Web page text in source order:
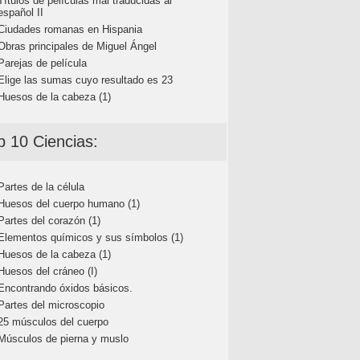
II
romanas en Hispania
principales de Miguel Ángel
de película
las sumas cuyo resultado es 23
de la cabeza (1)
10 Ciencias:
de la célula
del cuerpo humano (1)
del corazón (1)
químicos y sus símbolos (1)
de la cabeza (1)
del cráneo (I)
óxidos básicos.
del microscopio
músculos del cuerpo
de pierna y muslo